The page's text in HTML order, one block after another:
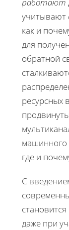
учитывают
как и
для
обратной
ресурсных
машинного
где и
С
даже при